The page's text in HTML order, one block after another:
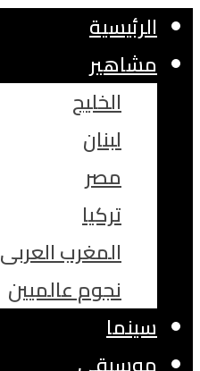
الرئيسية
مشاهير
الخليج
لبنان
مصر
تركيا
المغرب العربى
نجوم عالميين
سينما